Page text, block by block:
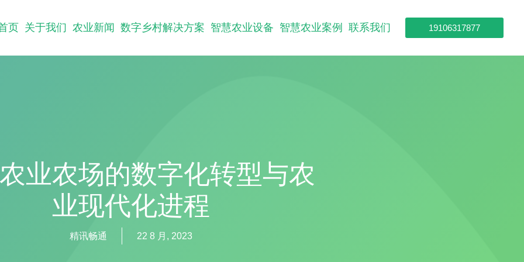
页 关于我们 农业新闻 数字乡村解决方案 智慧农业设备 智慧农业案例 联系我们 19106317877
业农场的数字化转型与农
业现代化进程
精讯畅通 22 8 月, 2023